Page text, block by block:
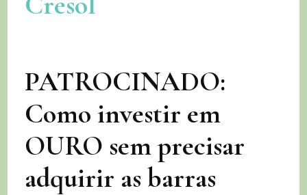
PATROCINADO:
Como investir em
OURO sem precisar
adquirir as barras